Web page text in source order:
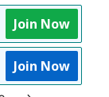
Join Now
Join Now